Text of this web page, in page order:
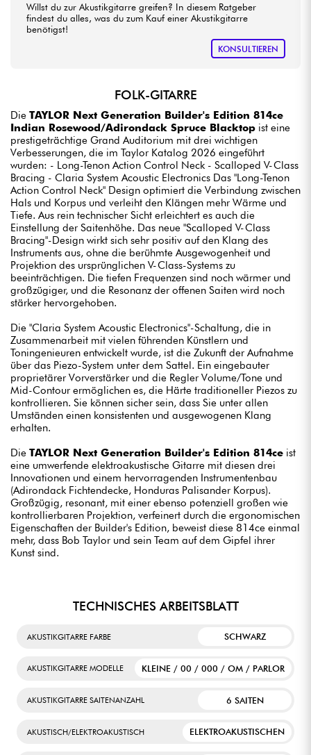
Willst du zur Akustikgitarre greifen? In diesem Ratgeber
findest du alles, was du zum Kauf einer Akustikgitarre
benötigst!
KONSULTIEREN
FOLK-GITARRE
Die TAYLOR Next Generation Builder's Edition 814ce
Indian Rosewood/Adirondack Spruce Blacktop ist eine
prestigeträchtige Grand Auditorium mit drei wichtigen
Verbesserungen, die im Taylor Katalog 2026 eingeführt
wurden: - Long-Tenon Action Control Neck - Scalloped V-Class
Bracing - Claria System Acoustic Electronics Das "Long-Tenon
Action Control Neck" Design optimiert die Verbindung zwischen
Hals und Korpus und verleiht den Klängen mehr Wärme und
Tiefe. Aus rein technischer Sicht erleichtert es auch die
Einstellung der Saitenhöhe. Das neue "Scalloped V-Class
Bracing"-Design wirkt sich sehr positiv auf den Klang des
Instruments aus, ohne die berühmte Ausgewogenheit und
Projektion des ursprünglichen V-Class-Systems zu
beeinträchtigen. Die tiefen Frequenzen sind noch wärmer und
großzügiger, und die Resonanz der offenen Saiten wird noch
stärker hervorgehoben.
Die "Claria System Acoustic Electronics"-Schaltung, die in
Zusammenarbeit mit vielen führenden Künstlern und
Toningenieuren entwickelt wurde, ist die Zukunft der Aufnahme
über das Piezo-System unter dem Sattel. Ein eingebauter
proprietärer Vorverstärker und die Regler Volume/Tone und
Mid-Contour ermöglichen es, die Härte traditioneller Piezos zu
kontrollieren. Sie können sicher sein, dass Sie unter allen
Umständen einen konsistenten und ausgewogenen Klang
erhalten.
Die TAYLOR Next Generation Builder's Edition 814ce ist
eine umwerfende elektroakustische Gitarre mit diesen drei
Innovationen und einem hervorragenden Instrumentenbau
(Adirondack Fichtendecke, Honduras Palisander Korpus).
Großzügig, resonant, mit einer ebenso potenziell großen wie
kontrollierbaren Projektion, verfeinert durch die ergonomischen
Eigenschaften der Builder's Edition, beweist diese 814ce einmal
mehr, dass Bob Taylor und sein Team auf dem Gipfel ihrer
Kunst sind.
TECHNISCHES ARBEITSBLATT
AKUSTIKGITARRE FARBE SCHWARZ
AKUSTIKGITARRE MODELLE KLEINE / 00 / 000 / OM / PARLOR
AKUSTIKGITARRE SAITENANZAHL 6 SAITEN
AKUSTISCH/ELEKTROAKUSTISCH ELEKTROAKUSTISCHEN